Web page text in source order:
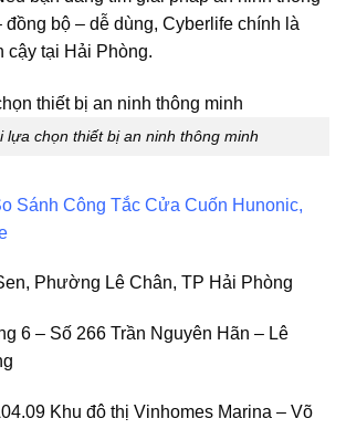
đồng bộ – dễ dùng, Cyberlife chính là
cậy tại Hải Phòng.
lựa chọn thiết bị an ninh thông minh
Sánh Công Tắc Cửa Cuốn Hunonic,
Phường Lê Chân, TP Hải Phòng
6 – Số 266 Trần Nguyên Hãn – Lê
Khu đô thị Vinhomes Marina – Võ